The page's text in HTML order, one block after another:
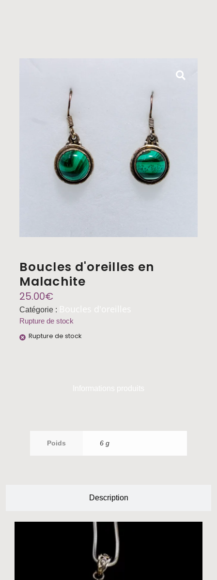
Boucles d'oreilles en
Malachite
25.00€
Catégorie : Boucles d'oreilles
Rupture de stock
Rupture de stock
Informations produits
Description
Poids 6 g